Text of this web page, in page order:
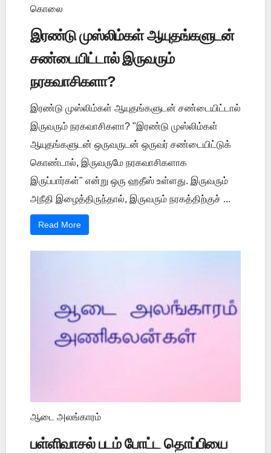
கொலை
இரண்டு முஸ்லிம்கள் ஆயுதங்களுடன்
சண்டையிட்டால் இருவரும்
நரகவாசிகளா?
இரண்டு முஸ்லிம்கள் ஆயுதங்களுடன் சண்டையிட்டால்
இருவரும் நரகவாசிகளா? "இரண்டு முஸ்லிம்கள்
ஆயுதங்களுடன் ஒருவருடன் ஒருவர் சண்டையிட்டுக்
கொண்டால், இருவருமே நரகவாசிகளாக
இருப்பார்கள்" என்று ஒரு ஹதீஸ் உள்ளது. இருவரும்
அநீதி இழைத்திருந்தால், இருவரும் நரகத்திற்குச் ...
Read More
ஆடை அலங்காரம்
பள்ளிவாசல் படம் போட்ட தொப்பியை